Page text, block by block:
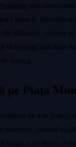
este
muncii, oferindu-ți
laborator, ateliere și
să înțelegi mai bine
muncă.
pe Piața
de a te angaja
teoretice, datorită
caută activ tineri cu